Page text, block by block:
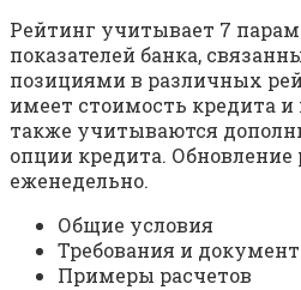
Рейтинг учитывает 7
показателей банка,
позициями в различных
имеет стоимость кредита и
также учитываются
опции кредита. Обновление
еженедельно.
Общие условия
Требования и
Примеры расчетов